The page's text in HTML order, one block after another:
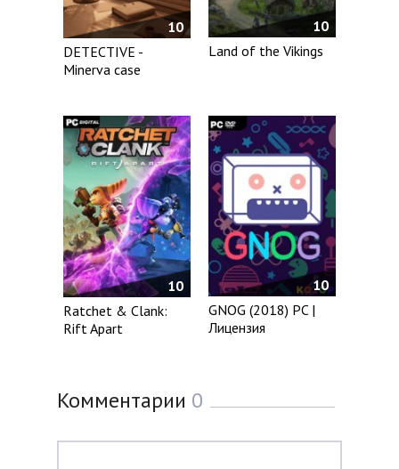
10
DETECTIVE -
Minerva case
10
Land of the Vikings
10
Ratchet & Clank:
Rift Apart
10
GNOG (2018) PC |
Лицензия
Комментарии 0